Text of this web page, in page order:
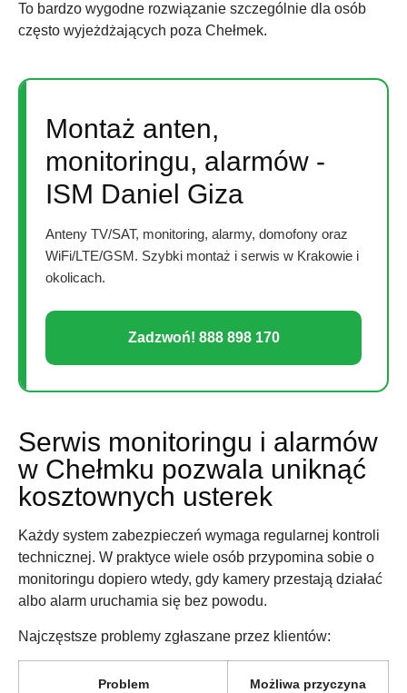
To bardzo wygodne rozwiązanie szczególnie dla osób
często wyjeżdżających poza Chełmek.
Montaż anten,
monitoringu, alarmów -
ISM Daniel Giza
Anteny TV/SAT, monitoring, alarmy, domofony oraz
WiFi/LTE/GSM. Szybki montaż i serwis w Krakowie i
okolicach.
Zadzwoń! 888 898 170
Serwis monitoringu i alarmów
w Chełmku pozwala uniknąć
kosztownych usterek
Każdy system zabezpieczeń wymaga regularnej kontroli
technicznej. W praktyce wiele osób przypomina sobie o
monitoringu dopiero wtedy, gdy kamery przestają działać
albo alarm uruchamia się bez powodu.
Najczęstsze problemy zgłaszane przez klientów:
Problem Możliwa przyczyna